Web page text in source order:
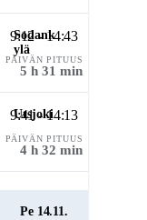
9:12 - 14:43
PÄIVÄN PITUUS
5 h 31 min
9:41 - 14:13
PÄIVÄN PITUUS
4 h 32 min
Pe 14.11.